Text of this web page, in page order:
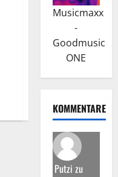
Musicmaxx
-
Goodmusic
ONE
KOMMENTARE
Putzi zu